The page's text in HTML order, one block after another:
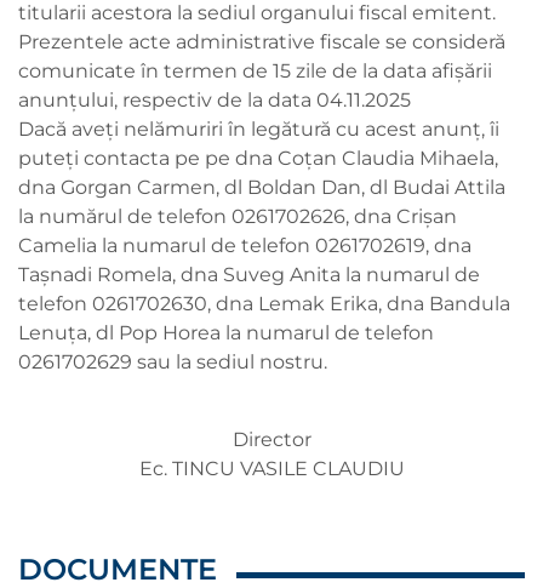
titularii acestora la sediul organului fiscal emitent.
Prezentele acte administrative fiscale se consideră
comunicate în termen de 15 zile de la data afișării
anunțului, respectiv de la data 04.11.2025
Dacă aveți nelămuriri în legătură cu acest anunț, îi
puteți contacta pe pe dna Coțan Claudia Mihaela,
dna Gorgan Carmen, dl Boldan Dan, dl Budai Attila
la numărul de telefon 0261702626, dna Crișan
Camelia la numarul de telefon 0261702619, dna
Tașnadi Romela, dna Suveg Anita la numarul de
telefon 0261702630, dna Lemak Erika, dna Bandula
Lenuța, dl Pop Horea la numarul de telefon
0261702629 sau la sediul nostru.
Director
Ec. TINCU VASILE CLAUDIU
DOCUMENTE